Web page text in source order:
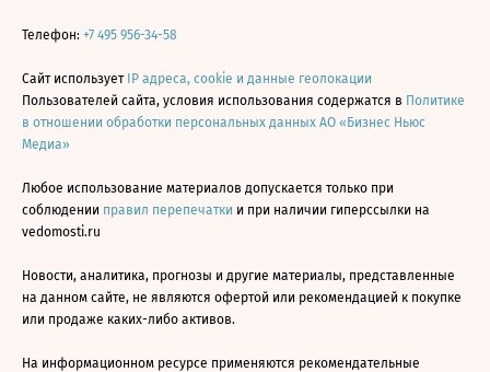
Телефон: +7 495 956-34-58
Сайт использует IP адреса, cookie и данные геолокации
Пользователей сайта, условия использования содержатся в Политике
в отношении обработки персональных данных АО «Бизнес Ньюс
Медиа»
Любое использование материалов допускается только при
соблюдении правил перепечатки и при наличии гиперссылки на
vedomosti.ru
Новости, аналитика, прогнозы и другие материалы, представленные
на данном сайте, не являются офертой или рекомендацией к покупке
или продаже каких-либо активов.
На информационном ресурсе применяются рекомендательные